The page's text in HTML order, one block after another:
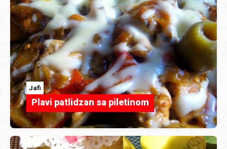
Jafi
Plavi patlidzan sa piletinom